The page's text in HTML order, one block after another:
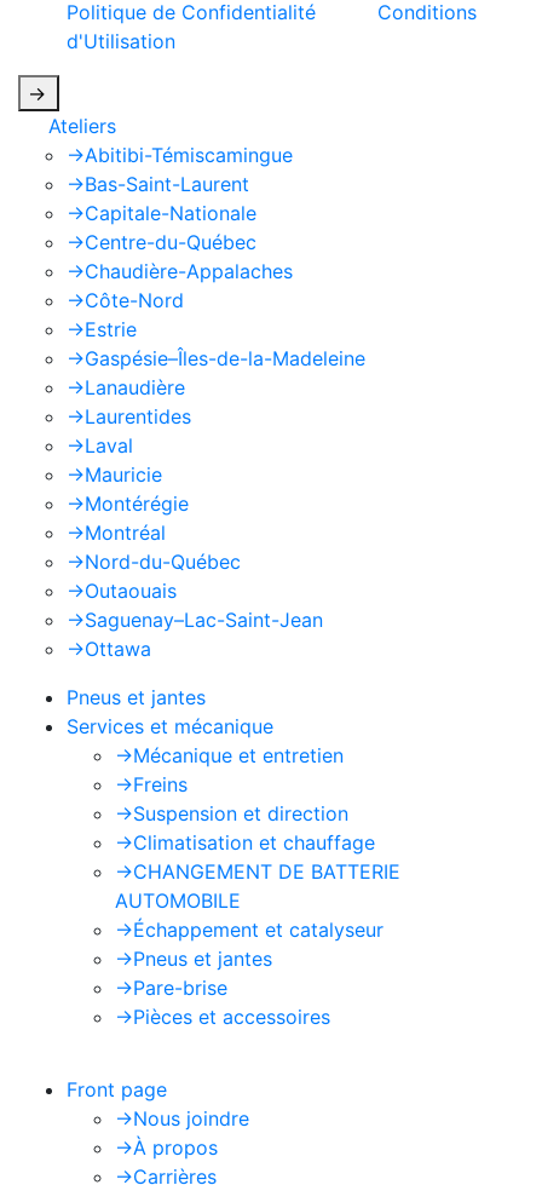
Politique de Confidentialité
Conditions
d'Utilisation
->
Ateliers
->Abitibi-Témiscamingue
->Bas-Saint-Laurent
->Capitale-Nationale
->Centre-du-Québec
->Chaudière-Appalaches
->Côte-Nord
->Estrie
->Gaspésie–Îles-de-la-Madeleine
->Lanaudière
->Laurentides
->Laval
->Mauricie
->Montérégie
->Montréal
->Nord-du-Québec
->Outaouais
->Saguenay–Lac-Saint-Jean
->Ottawa
Pneus et jantes
Services et mécanique
->Mécanique et entretien
->Freins
->Suspension et direction
->Climatisation et chauffage
->CHANGEMENT DE BATTERIE
AUTOMOBILE
->Échappement et catalyseur
->Pneus et jantes
->Pare-brise
->Pièces et accessoires
Front page
->Nous joindre
->À propos
->Carrières